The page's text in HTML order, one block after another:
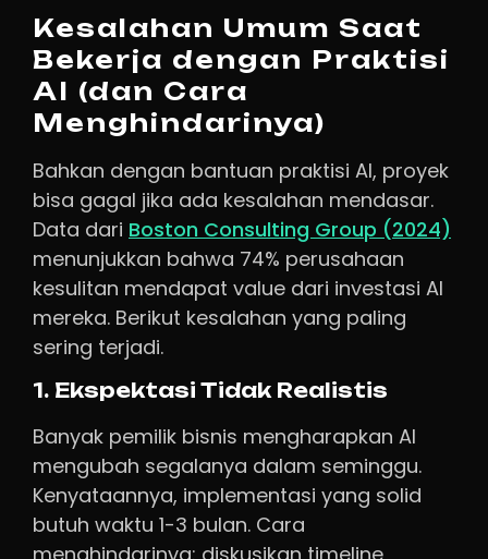
Kesalahan Umum Saat
Bekerja dengan Praktisi
AI (dan Cara
Menghindarinya)
Bahkan dengan bantuan praktisi AI, proyek
bisa gagal jika ada kesalahan mendasar.
Data dari Boston Consulting Group (2024)
menunjukkan bahwa 74% perusahaan
kesulitan mendapat value dari investasi AI
mereka. Berikut kesalahan yang paling
sering terjadi.
1. Ekspektasi Tidak Realistis
Banyak pemilik bisnis mengharapkan AI
mengubah segalanya dalam seminggu.
Kenyataannya, implementasi yang solid
butuh waktu 1-3 bulan. Cara